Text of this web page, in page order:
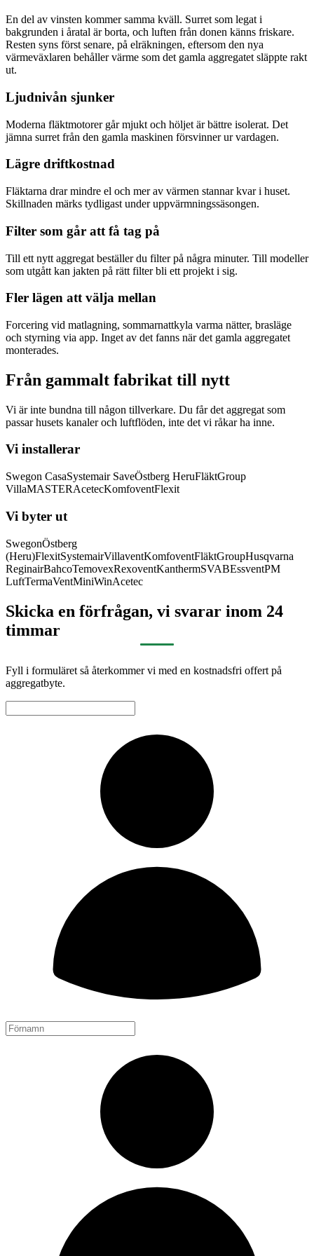
En del av vinsten kommer samma kväll. Surret som legat i
bakgrunden i åratal är borta, och luften från donen känns friskare.
Resten syns först senare, på elräkningen, eftersom den nya
värmeväxlaren behåller värme som det gamla aggregatet släppte rakt
ut.
Ljudnivån sjunker
Moderna fläktmotorer går mjukt och höljet är bättre isolerat. Det
jämna surret från den gamla maskinen försvinner ur vardagen.
Lägre driftkostnad
Fläktarna drar mindre el och mer av värmen stannar kvar i huset.
Skillnaden märks tydligast under uppvärmningssäsongen.
Filter som går att få tag på
Till ett nytt aggregat beställer du filter på några minuter. Till modeller
som utgått kan jakten på rätt filter bli ett projekt i sig.
Fler lägen att välja mellan
Forcering vid matlagning, sommarnattkyla varma nätter, brasläge
och styrning via app. Inget av det fanns när det gamla aggregatet
monterades.
Från gammalt fabrikat till nytt
Vi är inte bundna till någon tillverkare. Du får det aggregat som
passar husets kanaler och luftflöden, inte det vi råkar ha inne.
Vi installerar
Swegon CasaSystemair SaveÖstberg HeruFläktGroup
VillaMASTERAcetecKomfoventFlexit
Vi byter ut
SwegonÖstberg
(Heru)FlexitSystemairVillaventKomfoventFläktGroupHusqvarna
ReginairBahcoTemovexRexoventKanthermSVABEssventPM
LuftTermaVentMiniWinAcetec
Skicka en förfrågan, vi svarar inom 24
timmar
Fyll i formuläret så återkommer vi med en kostnadsfri offert på
aggregatbyte.